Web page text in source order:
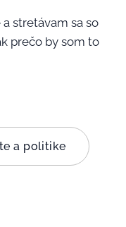
stretávam sa so
prečo by som to
a politike